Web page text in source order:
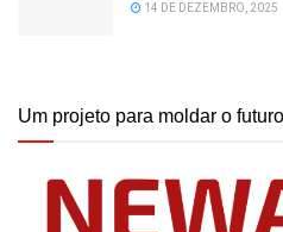
14 DE DEZEMBRO, 2025
Um projeto para moldar o